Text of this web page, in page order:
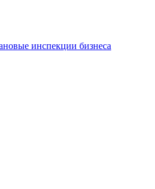
инспекции бизнеса